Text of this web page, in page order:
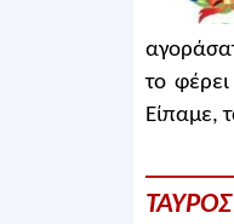
το
Είπαμε,
ΤΑΥΡΟΣ